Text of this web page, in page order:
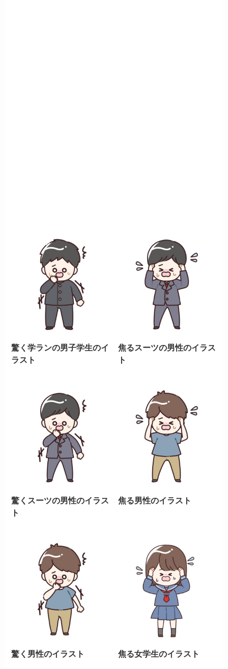
驚く学ランの男子学生のイ
ラスト
焦るスーツの男性のイラス
ト
驚くスーツの男性のイラス
ト
焦る男性のイラスト
驚く男性のイラスト 焦る女学生のイラスト